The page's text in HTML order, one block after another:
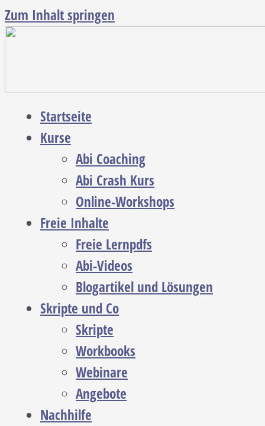
Zum Inhalt springen
Startseite
Kurse
Abi Coaching
Abi Crash Kurs
Online-Workshops
Freie Inhalte
Freie Lernpdfs
Abi-Videos
Blogartikel und Lösungen
Skripte und Co
Skripte
Workbooks
Webinare
Angebote
Nachhilfe